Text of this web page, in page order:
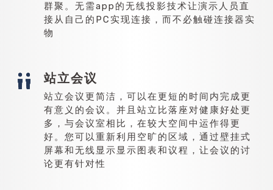
群聚。无需app的无线投影技术让演示人员直
接从自己的PC实现连接，而不必触碰连接器实
物
站立会议
站立会议更简洁，可以在更短的时间内完成更
有意义的会议。并且站立比落座对健康好处更
多，与会议室相比，在较大空间中运作得更
好。您可以重新利用空旷的区域，通过壁挂式
屏幕和无线显示显示图表和议程，让会议的讨
论更有针对性